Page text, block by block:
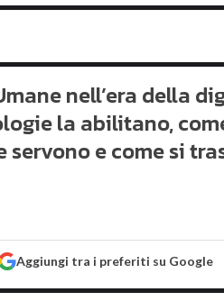
nell’era della
la abilitano,
servono e come si
Aggiungi tra i preferiti su Google